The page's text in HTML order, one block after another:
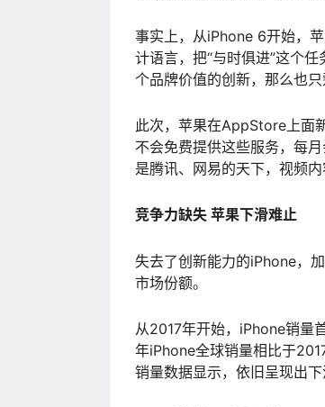
事实上，从iPhone 6开始，
计语言，把“与时俱进”这个
个品牌价值的创新，那么也只
此次，苹果在AppStore上面
不会免费提供这些服务，每
是腾讯、网易的天下，视频
竞争力缺失 苹果下滑难止
失去了创新能力的iPhone，
市场份额。
从2017年开始，iPhone销量
年iPhone全球销量相比于
销量数据显示，依旧呈现出下